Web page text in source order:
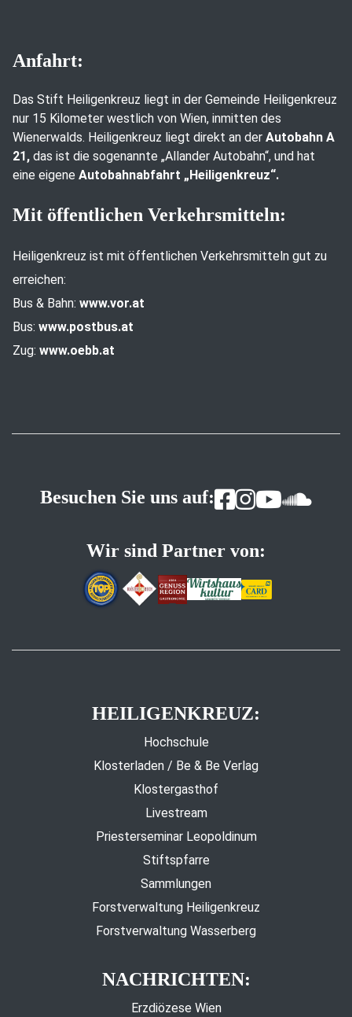
Anfahrt:
Das Stift Heiligenkreuz liegt in der Gemeinde Heiligenkreuz
nur 15 Kilometer westlich von Wien, inmitten des
Wienerwalds. Heiligenkreuz liegt direkt an der Autobahn A
21, das ist die sogenannte „Allander Autobahn“, und hat
eine eigene Autobahnabfahrt „Heiligenkreuz“.
Mit öffentlichen Verkehrsmitteln:
Heiligenkreuz ist mit öffentlichen Verkehrsmitteln gut zu
erreichen:
Bus & Bahn: www.vor.at
Bus: www.postbus.at
Zug: www.oebb.at
Besuchen Sie uns auf:
Wir sind Partner von:
HEILIGENKREUZ:
Hochschule
Klosterladen / Be & Be Verlag
Klostergasthof
Livestream
Priesterseminar Leopoldinum
Stiftspfarre
Sammlungen
Forstverwaltung Heiligenkreuz
Forstverwaltung Wasserberg
NACHRICHTEN:
Erzdiözese Wien